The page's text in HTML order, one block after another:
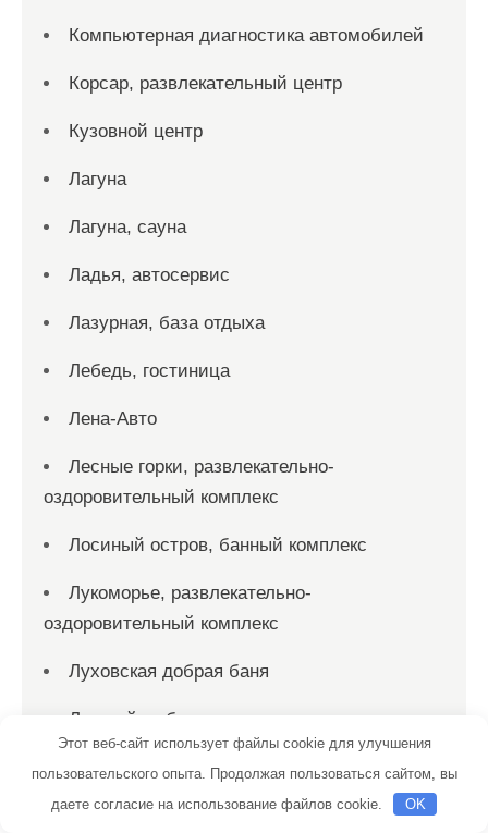
Компьютерная диагностика автомобилей
Корсар, развлекательный центр
Кузовной центр
Лагуна
Лагуна, сауна
Ладья, автосервис
Лазурная, база отдыха
Лебедь, гостиница
Лена-Авто
Лесные горки, развлекательно-
оздоровительный комплекс
Лосиный остров, банный комплекс
Лукоморье, развлекательно-
оздоровительный комплекс
Луховская добрая баня
Лучший выбор, сауна
Люмьер отель & spa
Люфт-Авто
Этот веб-сайт использует файлы cookie для улучшения
пользовательского опыта. Продолжая пользоваться сайтом, вы
даете согласие на использование файлов cookie.
OK